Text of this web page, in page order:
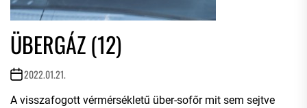
ÜBERGÁZ (12)
2022.01.21.
A visszafogott vérmérsékletű über-sofőr mit sem sejtve